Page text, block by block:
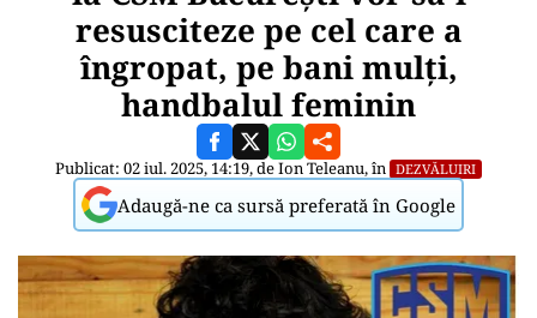
resusciteze pe cel care a
îngropat, pe bani mulți,
handbalul feminin
Publicat: 02 iul. 2025, 14:19, deIon Teleanu, în DEZVĂLUIRI
Adaugă-ne ca sursă preferată în Google